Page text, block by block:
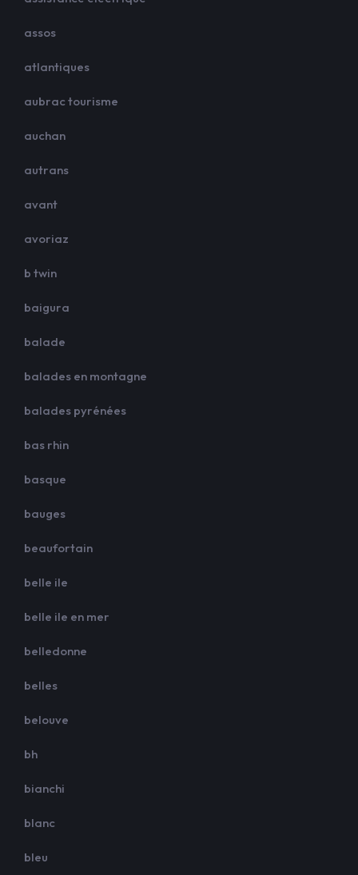
assos
atlantiques
aubrac tourisme
auchan
autrans
avant
avoriaz
b twin
baigura
balade
balades en montagne
balades pyrénées
bas rhin
basque
bauges
beaufortain
belle ile
belle ile en mer
belledonne
belles
belouve
bh
bianchi
blanc
bleu